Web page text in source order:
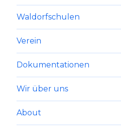
Waldorfschulen
Verein
Dokumentationen
Wir über uns
About